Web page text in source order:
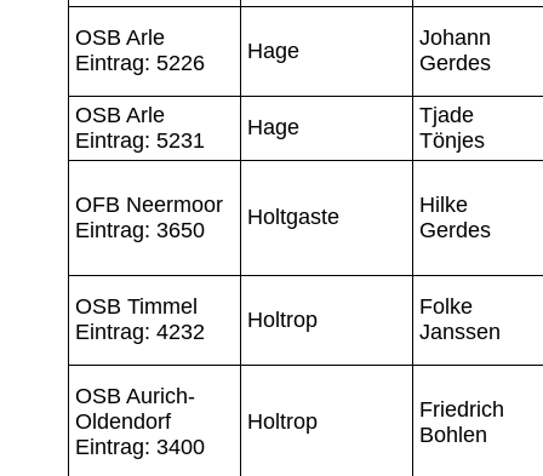
OSB Arle
Eintrag: 5226
Hage
Johann
Gerdes
OSB Arle
Eintrag: 5231
Hage
Tjade
Tönjes
OFB Neermoor
Eintrag: 3650
Holtgaste
Hilke
Gerdes
OSB Timmel
Eintrag: 4232
Holtrop
Folke
Janssen
OSB Aurich-
Oldendorf
Eintrag: 3400
Holtrop
Friedrich
Bohlen